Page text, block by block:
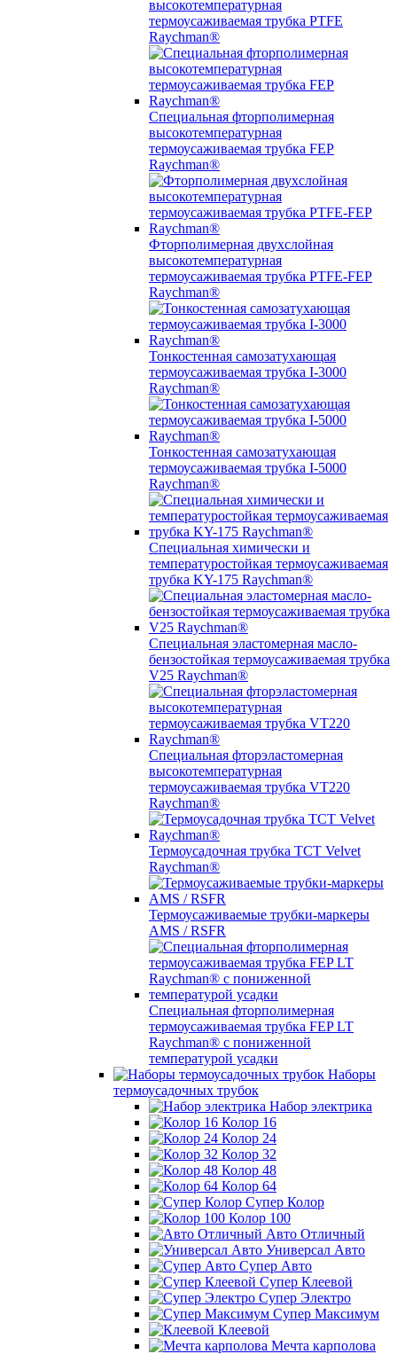
высокотемпературная
термоусаживаемая трубка PTFE
Raychman®
Специальная фторполимерная
высокотемпературная
термоусаживаемая трубка FEP
Raychman®
Фторполимерная двухслойная
высокотемпературная
термоусаживаемая трубка PTFE-FEP
Raychman®
Тонкостенная самозатухающая
термоусаживаемая трубка I-3000
Raychman®
Тонкостенная самозатухающая
термоусаживаемая трубка I-5000
Raychman®
Специальная химически и
температуростойкая термоусаживаемая
трубка KY-175 Raychman®
Специальная эластомерная масло-
бензостойкая термоусаживаемая трубка
V25 Raychman®
Специальная фторэластомерная
высокотемпературная
термоусаживаемая трубка VT220
Raychman®
Термоусадочная трубка TCT Velvet
Raychman®
Термоусаживаемые трубки-маркеры
AMS / RSFR
Специальная фторполимерная
термоусаживаемая трубка FEP LT
Raychman® с пониженной
температурой усадки
Наборы
термоусадочных трубок
Набор электрика
Колор 16
Колор 24
Колор 32
Колор 48
Колор 64
Супер Колор
Колор 100
Авто Отличный
Универсал Авто
Супер Авто
Супер Клеевой
Супер Электро
Супер Максимум
Клеевой
Мечта карполова